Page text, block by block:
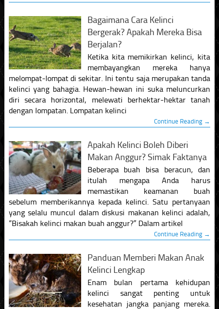
Bagaimana Cara Kelinci
Bergerak? Apakah Mereka Bisa
Berjalan?
Ketika kita memikirkan kelinci, kita
membayangkan mereka hanya
melompat-lompat di sekitar. Ini tentu saja merupakan tanda
kelinci yang bahagia. Hewan-hewan ini suka meluncurkan
diri secara horizontal, melewati berhektar-hektar tanah
dengan lompatan. Lompatan kelinci
Continue Reading →
Apakah Kelinci Boleh Diberi
Makan Anggur? Simak Faktanya
Beberapa buah bisa beracun, dan
itulah mengapa Anda harus
memastikan keamanan buah
sebelum memberikannya kepada kelinci. Satu pertanyaan
yang selalu muncul dalam diskusi makanan kelinci adalah,
“Bisakah kelinci makan buah anggur?” Dalam artikel
Continue Reading →
Panduan Memberi Makan Anak
Kelinci Lengkap
Enam bulan pertama kehidupan
kelinci sangat penting untuk
kesehatan jangka panjang mereka.